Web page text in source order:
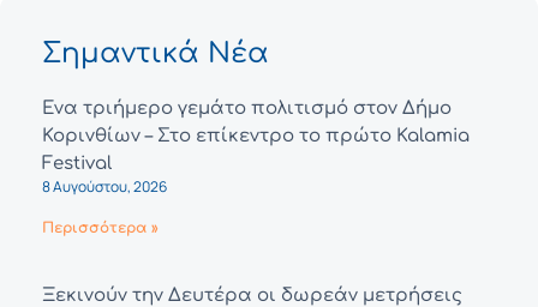
Σημαντικά Νέα
Ένα τριήμερο γεμάτο πολιτισμό στον Δήμο
Κορινθίων – Στο επίκεντρο το πρώτο Kalamia
Festival
8 Αυγούστου, 2026
Περισσότερα »
Ξεκινούν την Δευτέρα οι δωρεάν μετρήσεις